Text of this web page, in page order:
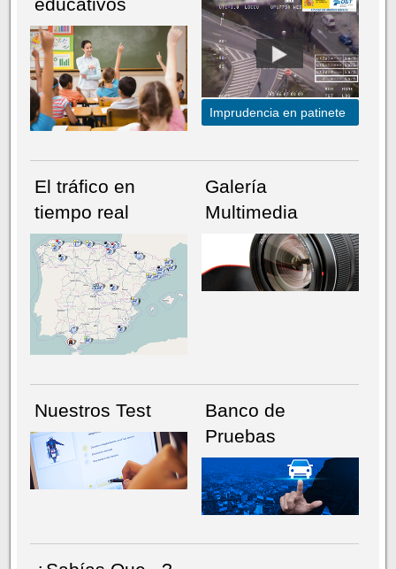
NÚMERO ACTUALHEMEROTECA
Imprudencia en patinete
El tráfico en
tiempo real
Galería
Multimedia
Nuestros Test
Banco de
Pruebas